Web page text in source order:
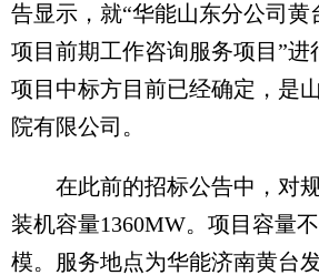
告显示，就“华能山东分公司黄
项目前期工作咨询服务项目”进
项目中标方目前已经确定，是
院有限公司。
在此前的招标公告中，对规
装机容量1360MW。项目容量
模。服务地点为华能济南黄台